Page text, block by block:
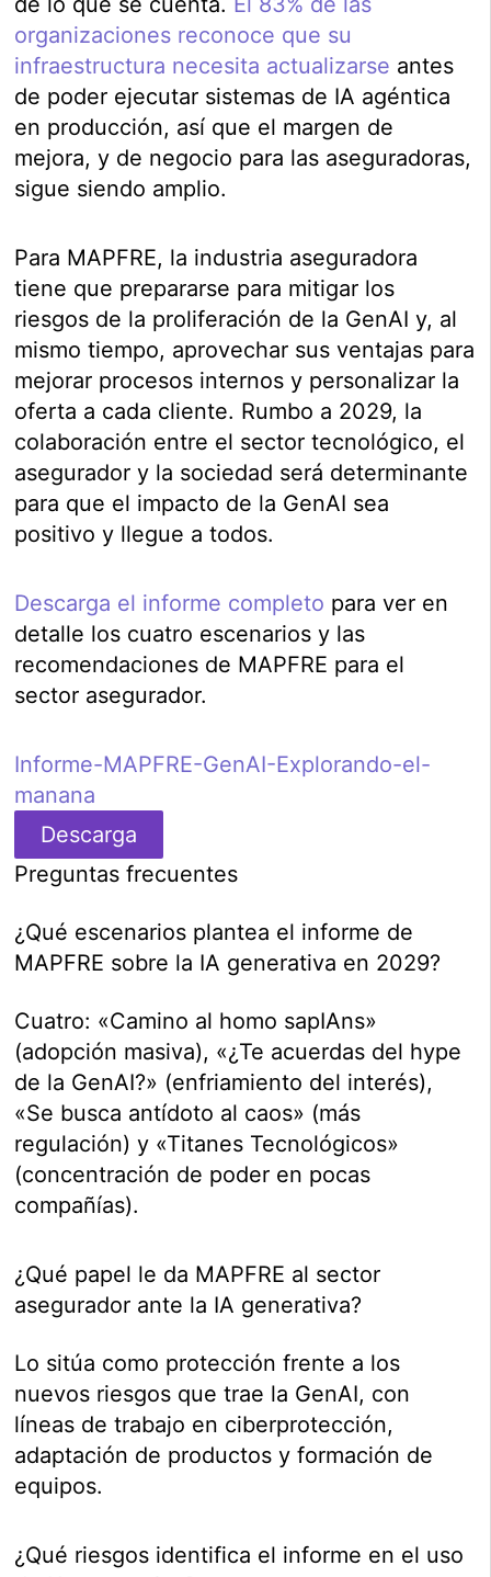
organizaciones reconoce que su
infraestructura necesita actualizarse antes
de poder ejecutar sistemas de IA agéntica
en producción, así que el margen de
mejora, y de negocio para las aseguradoras,
sigue siendo amplio.
Para MAPFRE, la industria aseguradora
tiene que prepararse para mitigar los
riesgos de la proliferación de la GenAI y, al
mismo tiempo, aprovechar sus ventajas para
mejorar procesos internos y personalizar la
oferta a cada cliente. Rumbo a 2029, la
colaboración entre el sector tecnológico, el
asegurador y la sociedad será determinante
para que el impacto de la GenAI sea
positivo y llegue a todos.
Descarga el informe completo para ver en
detalle los cuatro escenarios y las
recomendaciones de MAPFRE para el
sector asegurador.
Informe-MAPFRE-GenAI-Explorando-el-
manana
Descarga
Preguntas frecuentes
¿Qué escenarios plantea el informe de
MAPFRE sobre la IA generativa en 2029?
Cuatro: «Camino al homo sapIAns»
(adopción masiva), «¿Te acuerdas del hype
de la GenAI?» (enfriamiento del interés),
«Se busca antídoto al caos» (más
regulación) y «Titanes Tecnológicos»
(concentración de poder en pocas
compañías).
¿Qué papel le da MAPFRE al sector
asegurador ante la IA generativa?
Lo sitúa como protección frente a los
nuevos riesgos que trae la GenAI, con
líneas de trabajo en ciberprotección,
adaptación de productos y formación de
equipos.
¿Qué riesgos identifica el informe en el uso